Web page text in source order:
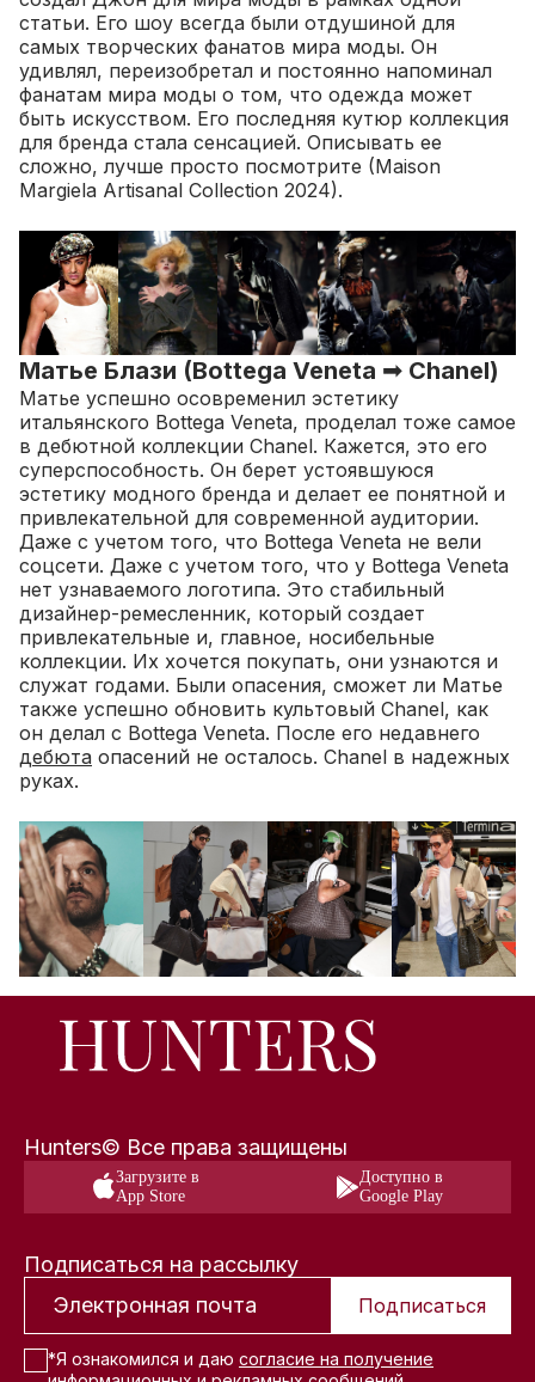
статьи. Его шоу всегда были отдушиной для
самых творческих фанатов мира моды. Он
удивлял, переизобретал и постоянно напоминал
фанатам мира моды о том, что одежда может
быть искусством. Его последняя кутюр коллекция
для бренда стала сенсацией. Описывать ее
сложно, лучше просто посмотрите (Maison
Margiela Artisanal Collection 2024).
Матье Блази (Bottega Veneta ➟ Chanel)
Матье успешно осовременил эстетику
итальянского Bottega Veneta, проделал тоже самое
в дебютной коллекции Chanel. Кажется, это его
суперспособность. Он берет устоявшуюся
эстетику модного бренда и делает ее понятной и
привлекательной для современной аудитории.
Даже с учетом того, что Bottega Veneta не вели
соцсети. Даже с учетом того, что у Bottega Veneta
нет узнаваемого логотипа. Это стабильный
дизайнер-ремесленник, который создает
привлекательные и, главное, носибельные
коллекции. Их хочется покупать, они узнаются и
служат годами. Были опасения, сможет ли Матье
также успешно обновить культовый Chanel, как
он делал с Bottega Veneta. После его недавнего
дебюта опасений не осталось. Chanel в надежных
руках.
Hunters© Все права защищены
Загрузите в
App Store
Доступно в
Google Play
Подписаться на рассылку
Подписаться
*Я ознакомился и даю согласие на получение